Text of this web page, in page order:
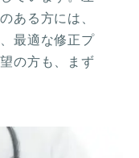
ある方には、
最適な修正プ
の方も、まず